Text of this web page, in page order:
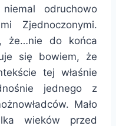
odruchowo
Zjednoczonymi.
że…nie do końca
się bowiem, że
tej właśnie
jednego z
Mało
wieków przed